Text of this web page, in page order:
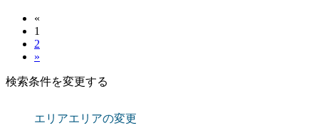
«
1
2
»
検索条件を変更する
エリアエリアの変更